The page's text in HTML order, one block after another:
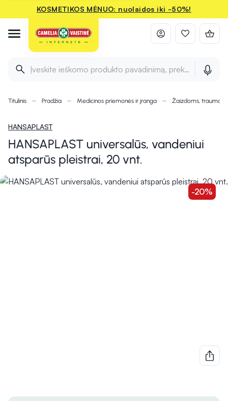
KOSMETIKOS MĖNUO: nuolaidos iki -50%!
Įveskite ieškomo produkto pavadinimą, prekės ženklą ir
Titulinis Pradžia Medicinos priemonės ir įranga Žaizdoms,
HANSAPLAST
HANSAPLAST universalūs, vandeniui
atsparūs pleistrai, 20 vnt.
-20%